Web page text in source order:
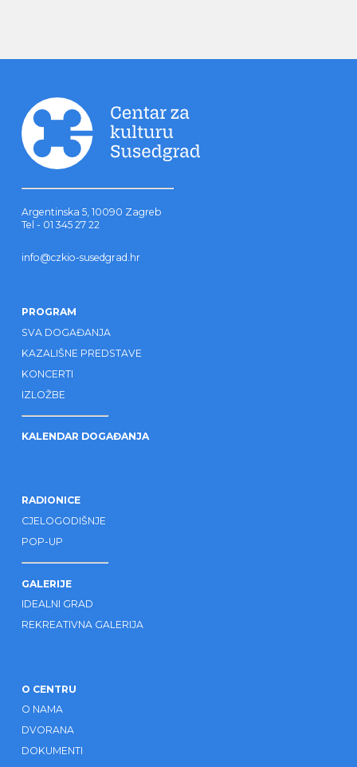
Argentinska 5, 10090 Zagreb
Tel - 01 345 27 22
info@czkio-susedgrad.hr
PROGRAM
SVA DOGAĐANJA
KAZALIŠNE PREDSTAVE
KONCERTI
IZLOŽBE
KALENDAR DOGAĐANJA
RADIONICE
CJELOGODIŠNJE
POP-UP
GALERIJE
IDEALNI GRAD
REKREATIVNA GALERIJA
O CENTRU
O NAMA
DVORANA
DOKUMENTI